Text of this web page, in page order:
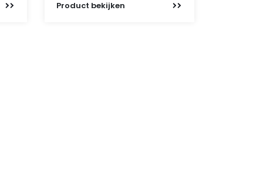
prijsprijs
Product bekijken